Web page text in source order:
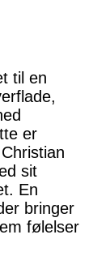
til en
er
sit
En
bringer
følelser